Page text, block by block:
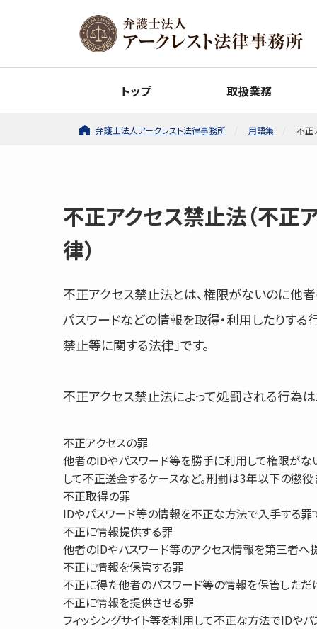
トップ 取扱業務
弁護士法人アークレスト法律事務所 用語集 不正
不正アクセス禁止法（不正
律）
不正アクセス禁止法とは、権限がないのに他
パスワードなどの情報を取得・利用したりす
禁止等に関する法律」です。
不正アクセス禁止法によって処罰される行為は
不正アクセスの罪
他者のIDやパスワード等を勝手に利用して権限がな
して不正送金するケースなど。刑罰は3年以下の懲
不正取得の罪
IDやパスワード等の情報を不正な方法で入手する罪
不正に情報提供する罪
他者のIDやパスワード等のアクセス情報を第三者へ
不正に情報を保管する罪
不正に得た他者のパスワード等の情報を保管しただ
不正に情報を提供させる罪
フィッシングサイト等を利用して不正な方法でIDや